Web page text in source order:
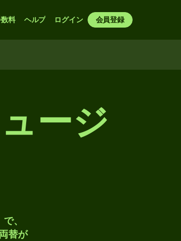
料 ヘルプ ログイン 会員登録
ージ
、
替が